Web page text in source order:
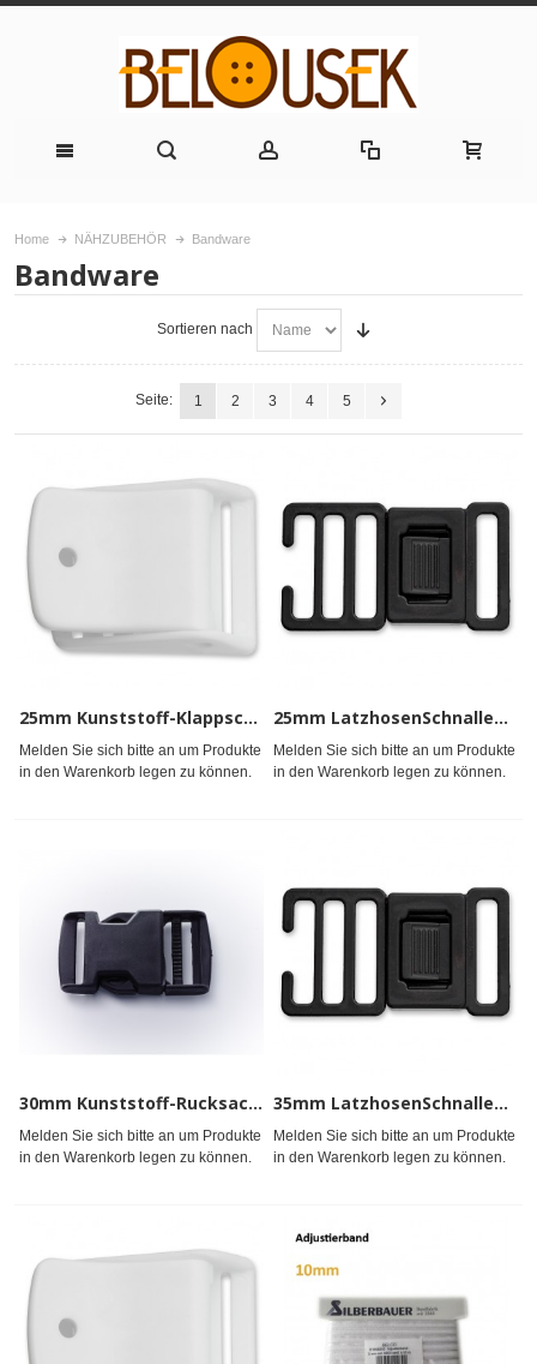
Home NÄHZUBEHÖR Bandware
Bandware
Sortieren nach
Seite: 1 2 3 4 5
25mm Kunststoff-Klappschnalle ws,s
Melden Sie sich bitte an um Produkte
in den Warenkorb legen zu können.
25mm LatzhosenSchnallen KSt. weiß, schwz.
Melden Sie sich bitte an um Produkte
in den Warenkorb legen zu können.
30mm Kunststoff-RucksackSchnallen, ws, gefärbt
Melden Sie sich bitte an um Produkte
in den Warenkorb legen zu können.
35mm LatzhosenSchnallen KSt.gefärbt
Melden Sie sich bitte an um Produkte
in den Warenkorb legen zu können.